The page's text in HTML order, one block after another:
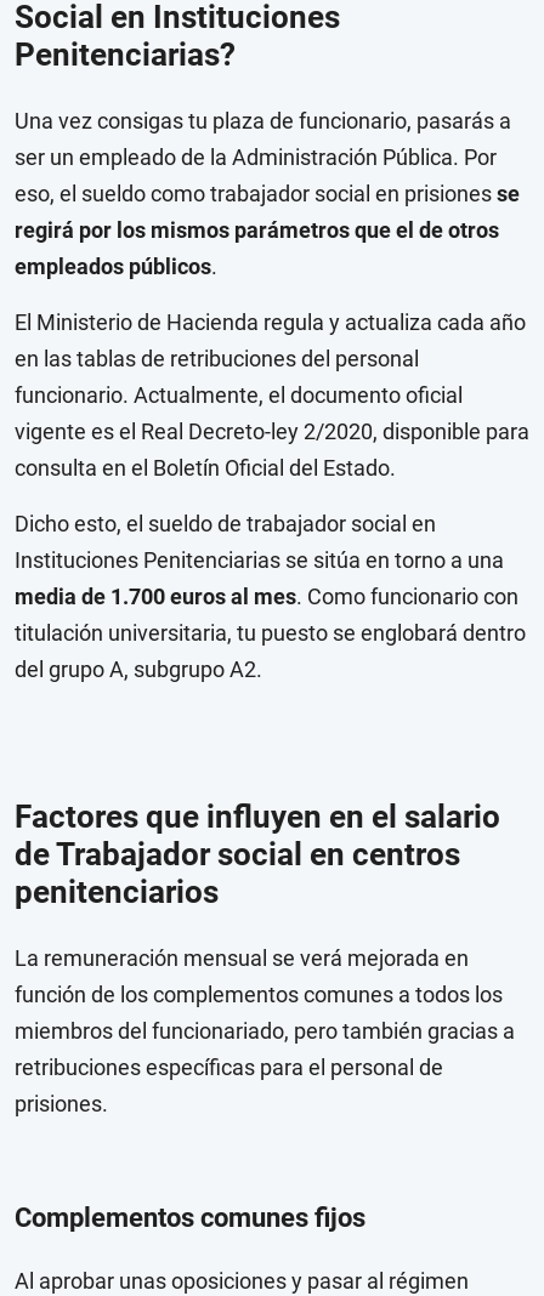
Social en Instituciones
Penitenciarias?
Una vez consigas tu plaza de funcionario, pasarás a
ser un empleado de la Administración Pública. Por
eso, el sueldo como trabajador social en prisionesse
regirá por los mismos parámetros que el de otros
empleados públicos.
El Ministerio de Hacienda regula y actualiza cada año
en las tablas de retribuciones del personal
funcionario. Actualmente, el documento oficial
vigente es el Real Decreto-ley 2/2020, disponible para
consulta en el Boletín Oficial del Estado.
Dicho esto, el sueldo de trabajador social en
Instituciones Penitenciarias se sitúa en torno a una
media de 1.700 euros al mes. Como funcionario con
titulación universitaria, tu puesto se englobará dentro
del grupo A, subgrupo A2.
Factores que influyen en el salario
de Trabajador social en centros
penitenciarios
La remuneración mensual se verá mejorada en
función de los complementos comunes a todos los
miembros del funcionariado, pero también gracias a
retribuciones específicas para el personal de
prisiones.
Complementos comunes fijos
Al aprobar unas oposiciones y pasar al régimen